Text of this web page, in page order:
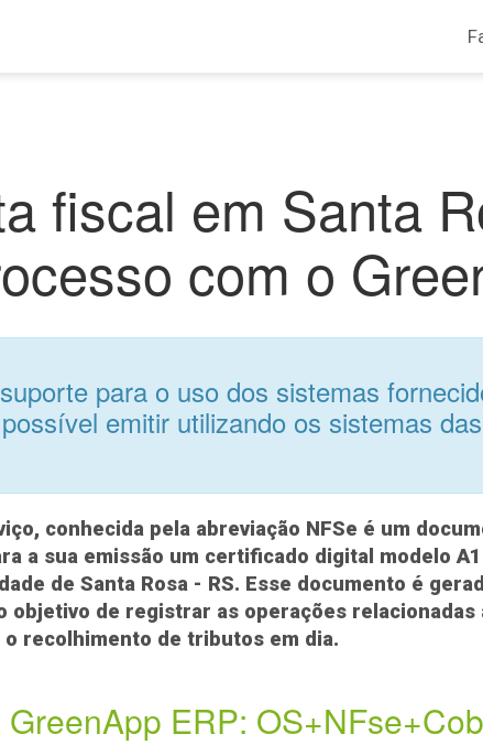
fiscal em Santa
com o
para o uso dos sistemas
emitir utilizando os sistemas
conhecida pela abreviação NFSe é um
a sua emissão um certificado digital modelo
de Santa Rosa - RS. Esse documento é
objetivo de registrar as operações
recolhimento de tributos em dia.
ERP: